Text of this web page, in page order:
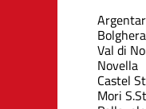
Bolghera
Val di
Novella
Castel
Mori